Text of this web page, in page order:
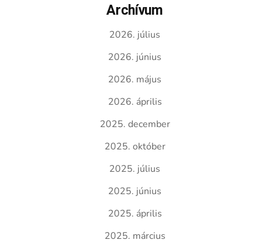
Archívum
2026. július
2026. június
2026. május
2026. április
2025. december
2025. október
2025. július
2025. június
2025. április
2025. március